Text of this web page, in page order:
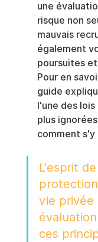
une
risque non
mauvais
également
poursuites
Pour en
guide
l'une des
plus
comment s'y
L'esprit
vie privée
ces